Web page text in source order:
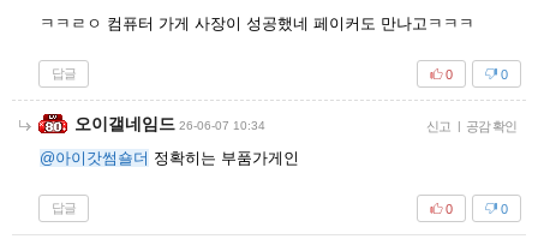
ㅋㅋㄹㅇ 컴퓨터 가게 사장이 성공했네 페이커도 만나고ㅋㅋㅋ
답글 0
0
오이갤네임드 26-06-07 10:34 신고 | 공감 확인
@아이갓썸숄더 정확히는 부품가게인
답글 0
0